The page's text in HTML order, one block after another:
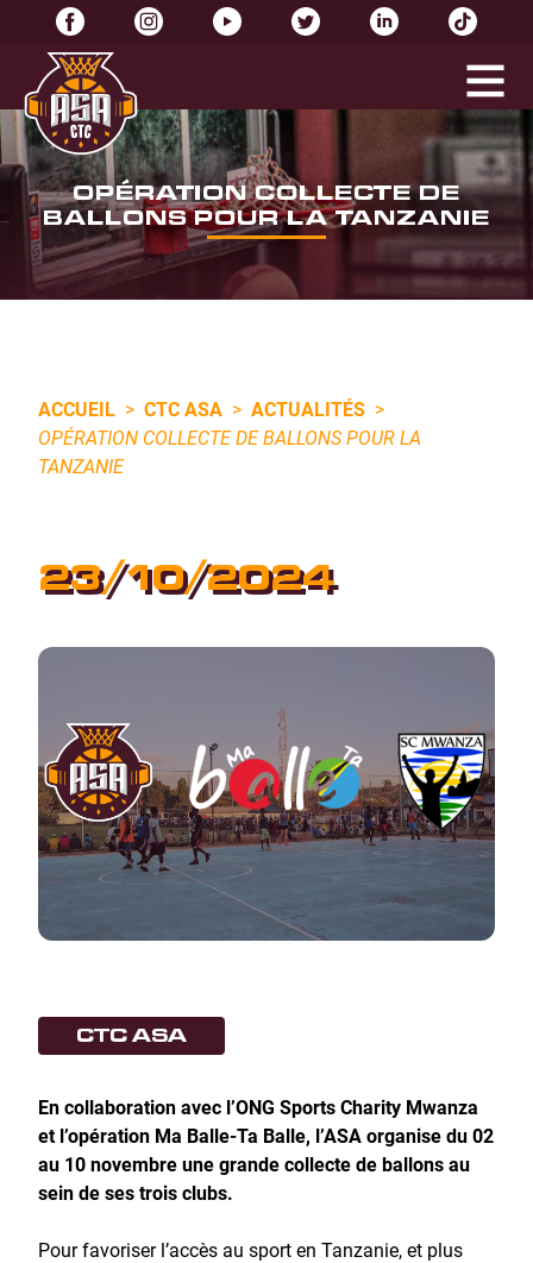
OPÉRATION COLLECTE DE
BALLONS POUR LA TANZANIE
ACCUEIL > CTC ASA > ACTUALITÉS >
OPÉRATION COLLECTE DE BALLONS POUR LA
TANZANIE
23/10/2024
CTC ASA
En collaboration avec l’ONG Sports Charity Mwanza
et l’opération Ma Balle-Ta Balle, l’ASA organise du 02
au 10 novembre une grande collecte de ballons au
sein de ses trois clubs.
Pour favoriser l’accès au sport en Tanzanie, et plus